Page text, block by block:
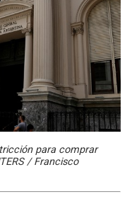
para comprar
/ Francisco